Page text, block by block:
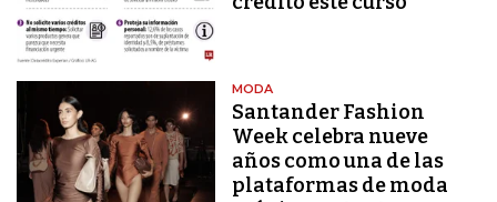
MODA
Santander Fashion
Week celebra nueve
años como una de las
plataformas de moda